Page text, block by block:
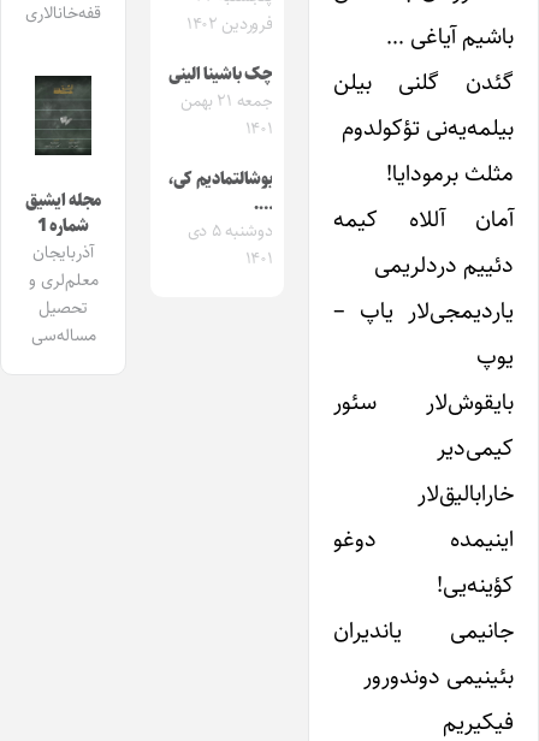
باشیم آیاغی …
گئدن گلنی بیلن
بیلمه‌یه‌نی تؤکولدوم
مثلث برمودایا!
آمان آللاه کیمه
دئییم درد‌لریمی
یاردیمجی‌لار یاپ –
یوپ
بایقوش‌لار سئور
کیمی‌دیر
خارابالیق‌لار
اینیمده دوغو
کؤینه‌یی!
جانیمی یاندیران
بئینیمی دوندورور
فیکیریم
فروردین ۱۴۰۲
چک باشینا الینی
جمعه ۲۱ بهمن
۱۴۰۱
بوشالتمادیم کی،
….
دوشنبه ۵ دی
۱۴۰۱
قفه‌خانالاری
مجله ایشیق
شماره 1
آذربایجان
معلم‌لری و
تحصیل
مساله‌سی